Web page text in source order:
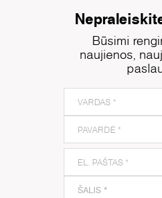
Būsimi
naujienos,